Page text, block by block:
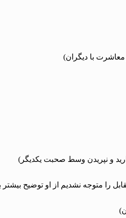
با دیگران)
و نپریدن وسط صحبت یکدیگر)
متوجه نشدیم از او توضیح بیشتر